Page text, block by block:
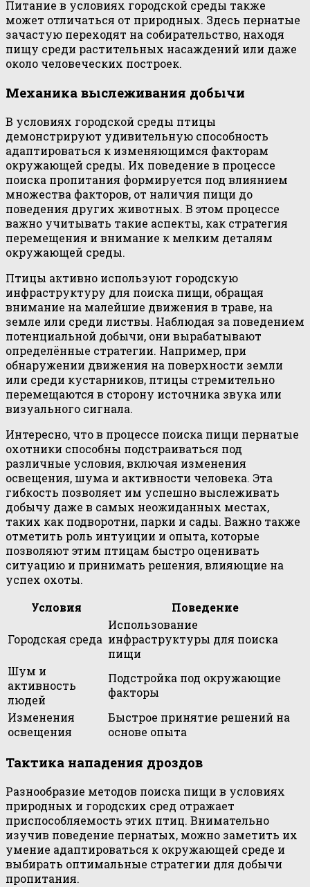
Питание в условиях городской среды также
может отличаться от природных. Здесь пернатые
зачастую переходят на собирательство, находя
пищу среди растительных насаждений или даже
около человеческих построек.
Механика выслеживания добычи
В условиях городской среды птицы
демонстрируют удивительную способность
адаптироваться к изменяющимся факторам
окружающей среды. Их поведение в процессе
поиска пропитания формируется под влиянием
множества факторов, от наличия пищи до
поведения других животных. В этом процессе
важно учитывать такие аспекты, как стратегия
перемещения и внимание к мелким деталям
окружающей среды.
Птицы активно используют городскую
инфраструктуру для поиска пищи, обращая
внимание на малейшие движения в траве, на
земле или среди листвы. Наблюдая за поведением
потенциальной добычи, они вырабатывают
определённые стратегии. Например, при
обнаружении движения на поверхности земли
или среди кустарников, птицы стремительно
перемещаются в сторону источника звука или
визуального сигнала.
Интересно, что в процессе поиска пищи пернатые
охотники способны подстраиваться под
различные условия, включая изменения
освещения, шума и активности человека. Эта
гибкость позволяет им успешно выслеживать
добычу даже в самых неожиданных местах,
таких как подворотни, парки и сады. Важно также
отметить роль интуиции и опыта, которые
позволяют этим птицам быстро оценивать
ситуацию и принимать решения, влияющие на
успех охоты.
Условия
Поведение
Городская среда
Использование
инфраструктуры для поиска
пищи
Шум и
активность
людей
Подстройка под окружающие
факторы
Изменения
освещения
Быстрое принятие решений на
основе опыта
Тактика нападения дроздов
Разнообразие методов поиска пищи в условиях
природных и городских сред отражает
приспособляемость этих птиц. Внимательно
изучив поведение пернатых, можно заметить их
умение адаптироваться к окружающей среде и
выбирать оптимальные стратегии для добычи
пропитания.